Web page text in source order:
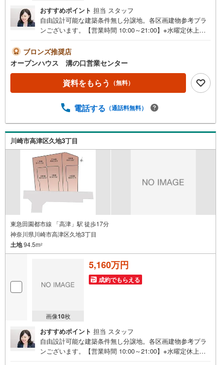
おすすめポイント 担当 スタッフ
自由設計可能な建築条件無し分譲地。各区画建物参考プラ
ンございます。【営業時間 10:00～21:00】※水曜定休上記
にご連絡ください！現地を見学される場合は「室内・現地
を見学する（無料）」ボタンよりご希望の日時をご記入い
ただけますとスムーズにご案内が可能です。◎現地のご案
内について・平日や夜遅い時間帯もご案内が可能 ※定休日
を除く・経験豊富なスタッフが物件詳細を丁寧にご説明い
送迎します。・チャイルドシートのご用意ございます。◎
方も大歓迎です！年間8000棟以上の限定物件を発表してい
るオープンハウスだから出会える物件が多数ございます。
ぜひお気軽にご連絡・ご相談ください！※限定物件:当社の
み、もしくは当社を含めた数社でのみご紹介可能なオープ
ンハウス・ディベロップメントの物件
ブロンズ推奨店
オープンハウス 溝の口営業センター
資料をもらう （無料）
電話する （通話料無料）
川崎市高津区久地3丁目
東急田園都市線 「高津」駅 徒歩17分
神奈川県川崎市高津区久地3丁目
土地94.5m2
画像10枚
5,160万円
成約でもらえる
おすすめポイント 担当 スタッフ
自由設計可能な建築条件無し分譲地。各区画建物参考プラ
ンございます。【営業時間 10:00～21:00】※水曜定休上記